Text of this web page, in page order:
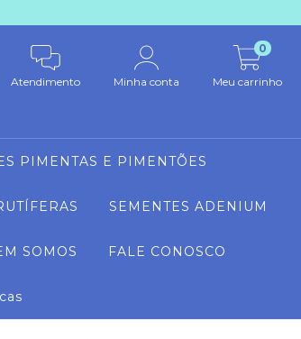
Atendimento Minha conta Meu carrinho
0
PIMENTAS E PIMENTÕES
SEMENTES ADENIUM
SOMOS FALE CONOSCO